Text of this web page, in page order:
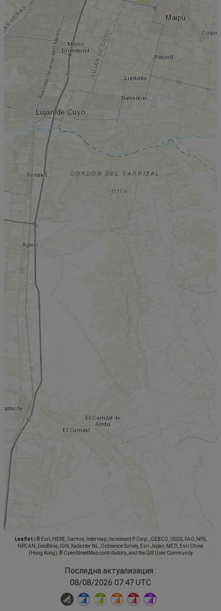
Leaflet
© Esri, HERE, Garmin, Intermap, increment P Corp., GEBCO, USGS, FAO, NPS,
NRCAN, GeoBase, IGN, Kadaster NL, Ordnance Survey, Esri Japan, METI, Esri China
(Hong Kong), © OpenStreetMap contributors, and the GIS User Community
Последна актуализация :
08/08/2026 07:47 UTC